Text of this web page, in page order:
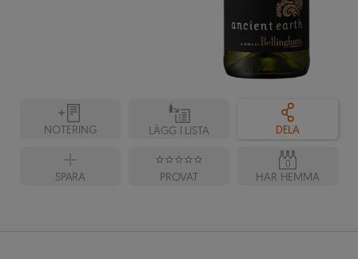
NOTERING LÄGG I LISTA DELA
SPARA PROVAT
0
HAR HEMMA